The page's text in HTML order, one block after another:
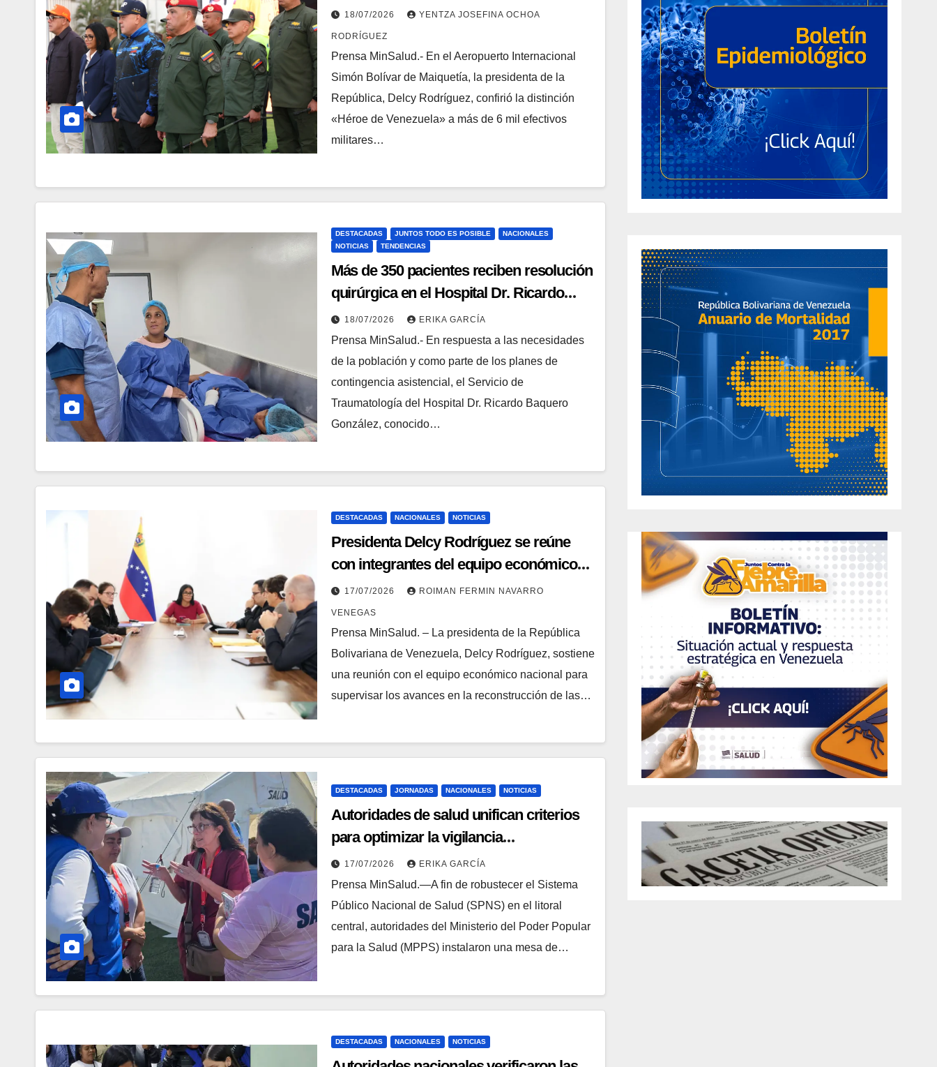
caninas en La Guaira
18/07/2026 YENTZA JOSEFINA OCHOA
RODRÍGUEZ
Prensa MinSalud.- En el Aeropuerto Internacional
Simón Bolívar de Maiquetía, la presidenta de la
República, Delcy Rodríguez, confirió la distinción
«Héroe de Venezuela» a más de 6 mil efectivos
militares…
DESTACADAS JUNTOS TODO ES POSIBLE
NACIONALES
NOTICIAS
TENDENCIAS
Más de 350 pacientes reciben resolución
quirúrgica en el Hospital Dr. Ricardo
Baquero González de Catia
18/07/2026 ERIKA GARCÍA
Prensa MinSalud.- En respuesta a las necesidades
de la población y como parte de los planes de
contingencia asistencial, el Servicio de
Traumatología del Hospital Dr. Ricardo Baquero
González, conocido…
DESTACADAS NACIONALES NOTICIAS
Presidenta Delcy Rodríguez se reúne
con integrantes del equipo económico
para abordar estrategias y políticas de
atención integral
17/07/2026 ROIMAN FERMIN NAVARRO
VENEGAS
Prensa MinSalud. – La presidenta de la República
Bolivariana de Venezuela, Delcy Rodríguez, sostiene
una reunión con el equipo económico nacional para
supervisar los avances en la reconstrucción de las…
DESTACADAS JORNADAS NACIONALES NOTICIAS
Autoridades de salud unifican criterios
para optimizar la vigilancia
epidemiológica en La Guaira
17/07/2026 ERIKA GARCÍA
Prensa MinSalud.—A fin de robustecer el Sistema
Público Nacional de Salud (SPNS) en el litoral
central, autoridades del Ministerio del Poder Popular
para la Salud (MPPS) instalaron una mesa de…
DESTACADAS NACIONALES NOTICIAS